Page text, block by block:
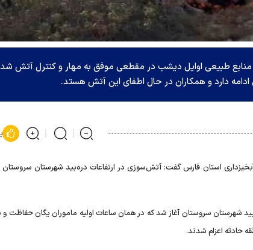
منابع طبیعی اوایل دیشب در مقطعی موفق به مهار و کنترل آتش
دارد و همکاران در حال اطفای این آتش هستد.
استان فارس گفت: آتش‌سوزی در ارتفاعات دره‌بید شهرستان سروستان
شهرستان سروستان آغاز شد که در همان ساعات اولیه ماموران یگان حفاظت و
حادثه اعزام شدند.